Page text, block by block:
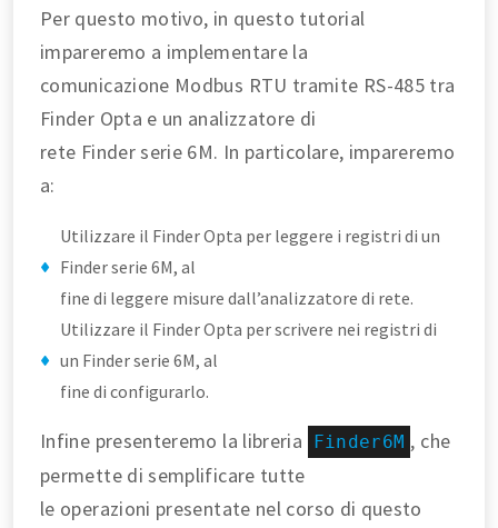
Per questo motivo, in questo tutorial
impareremo a implementare la
comunicazione Modbus RTU tramite RS-485 tra
Finder Opta e un analizzatore di
rete Finder serie 6M. In particolare, impareremo
a:
Utilizzare il Finder Opta per leggere i registri di un
Finder serie 6M, al
fine di leggere misure dall’analizzatore di rete.
Utilizzare il Finder Opta per scrivere nei registri di
un Finder serie 6M, al
fine di configurarlo.
Infine presenteremo la libreria Finder6M , che
permette di semplificare tutte
le operazioni presentate nel corso di questo